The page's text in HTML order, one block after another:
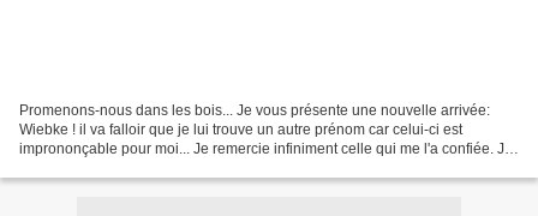
Promenons-nous dans les bois... Je vous présente une nouvelle arrivée:
Wiebke ! il va falloir que je lui trouve un autre prénom car celui-ci est
imprononçable pour moi... Je remercie infiniment celle qui me l'a confiée. Je